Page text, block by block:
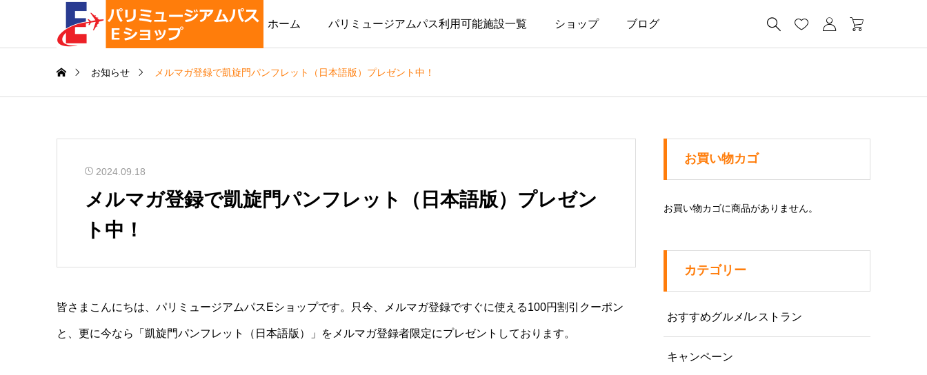
ホーム パリミュージアムパス利用可能施設一覧 ショップ ブログ    
お知らせ メルマガ登録で凱旋門パンフレット（日本語版）プレゼント中！
2024.09.18
メルマガ登録で凱旋門パンフレット（日本語版）プレゼン
ト中！
皆さまこんにちは、パリミュージアムパスEショップです。只今、メルマガ登録ですぐに使える100円割引クーポン
と、更に今なら「凱旋門パンフレット（日本語版）」をメルマガ登録者限定にプレゼントしております。
お買い物カゴ
お買い物カゴに商品がありません。
カテゴリー
おすすめグルメ/レストラン
キャンペーン